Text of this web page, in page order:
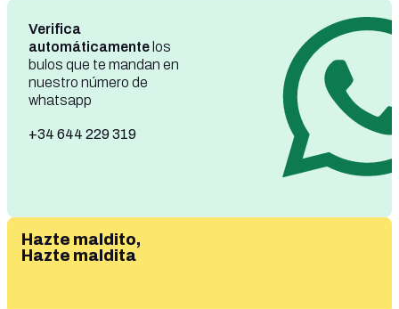
Verifica
automáticamente los
bulos que te mandan en
nuestro número de
whatsapp
+34 644 229 319
Hazte maldito,
Hazte maldita